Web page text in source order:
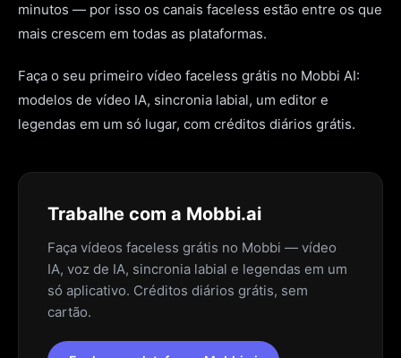
minutos — por isso os canais faceless estão entre os que
mais crescem em todas as plataformas.
Faça o seu primeiro vídeo faceless grátis no Mobbi AI:
modelos de vídeo IA, sincronia labial, um editor e
legendas em um só lugar, com créditos diários grátis.
Trabalhe com a Mobbi.ai
Faça vídeos faceless grátis no Mobbi — vídeo
IA, voz de IA, sincronia labial e legendas em um
só aplicativo. Créditos diários grátis, sem
cartão.